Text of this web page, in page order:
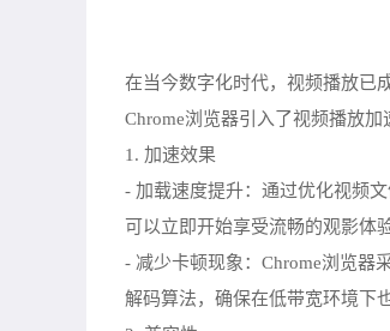
在当今数字化时代，视频播放已
Chrome浏览器引入了视频播放
1. 加速效果
- 加载速度提升：通过优化视频
可以立即开始享受流畅的观影体验
- 减少卡顿现象：Chrome浏览器
解码算法，确保在低带宽环境下